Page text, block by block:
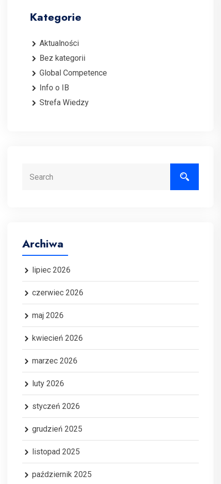
Kategorie
Aktualności
Bez kategorii
Global Competence
Info o IB
Strefa Wiedzy
Archiwa
lipiec 2026
czerwiec 2026
maj 2026
kwiecień 2026
marzec 2026
luty 2026
styczeń 2026
grudzień 2025
listopad 2025
październik 2025